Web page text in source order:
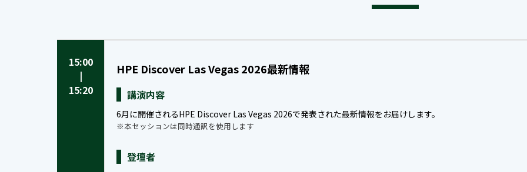
15:00
|
15:20
HPE Discover Las Vegas 2026最新情報
講演内容
6月に開催されるHPE Discover Las Vegas 2026で発表された最新情報をお届けします。
※本セッションは同時通訳を使用します
登壇者